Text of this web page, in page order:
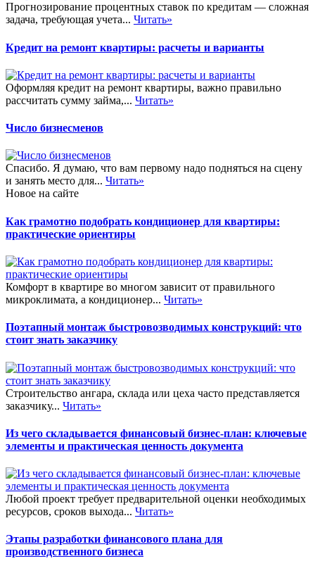
Прогнозирование процентных ставок по кредитам — сложная
задача, требующая учета... Читать»
Кредит на ремонт квартиры: расчеты и варианты
Оформляя кредит на ремонт квартиры, важно правильно
рассчитать сумму займа,... Читать»
Число бизнесменов
Спасибо. Я думаю, что вам первому надо подняться на сцену
и занять место для... Читать»
Новое на сайте
Как грамотно подобрать кондиционер для квартиры:
практические ориентиры
Комфорт в квартире во многом зависит от правильного
микроклимата, а кондиционер... Читать»
Поэтапный монтаж быстровозводимых конструкций: что
стоит знать заказчику
Строительство ангара, склада или цеха часто представляется
заказчику... Читать»
Из чего складывается финансовый бизнес-план: ключевые
элементы и практическая ценность документа
Любой проект требует предварительной оценки необходимых
ресурсов, сроков выхода... Читать»
Этапы разработки финансового плана для
производственного бизнеса